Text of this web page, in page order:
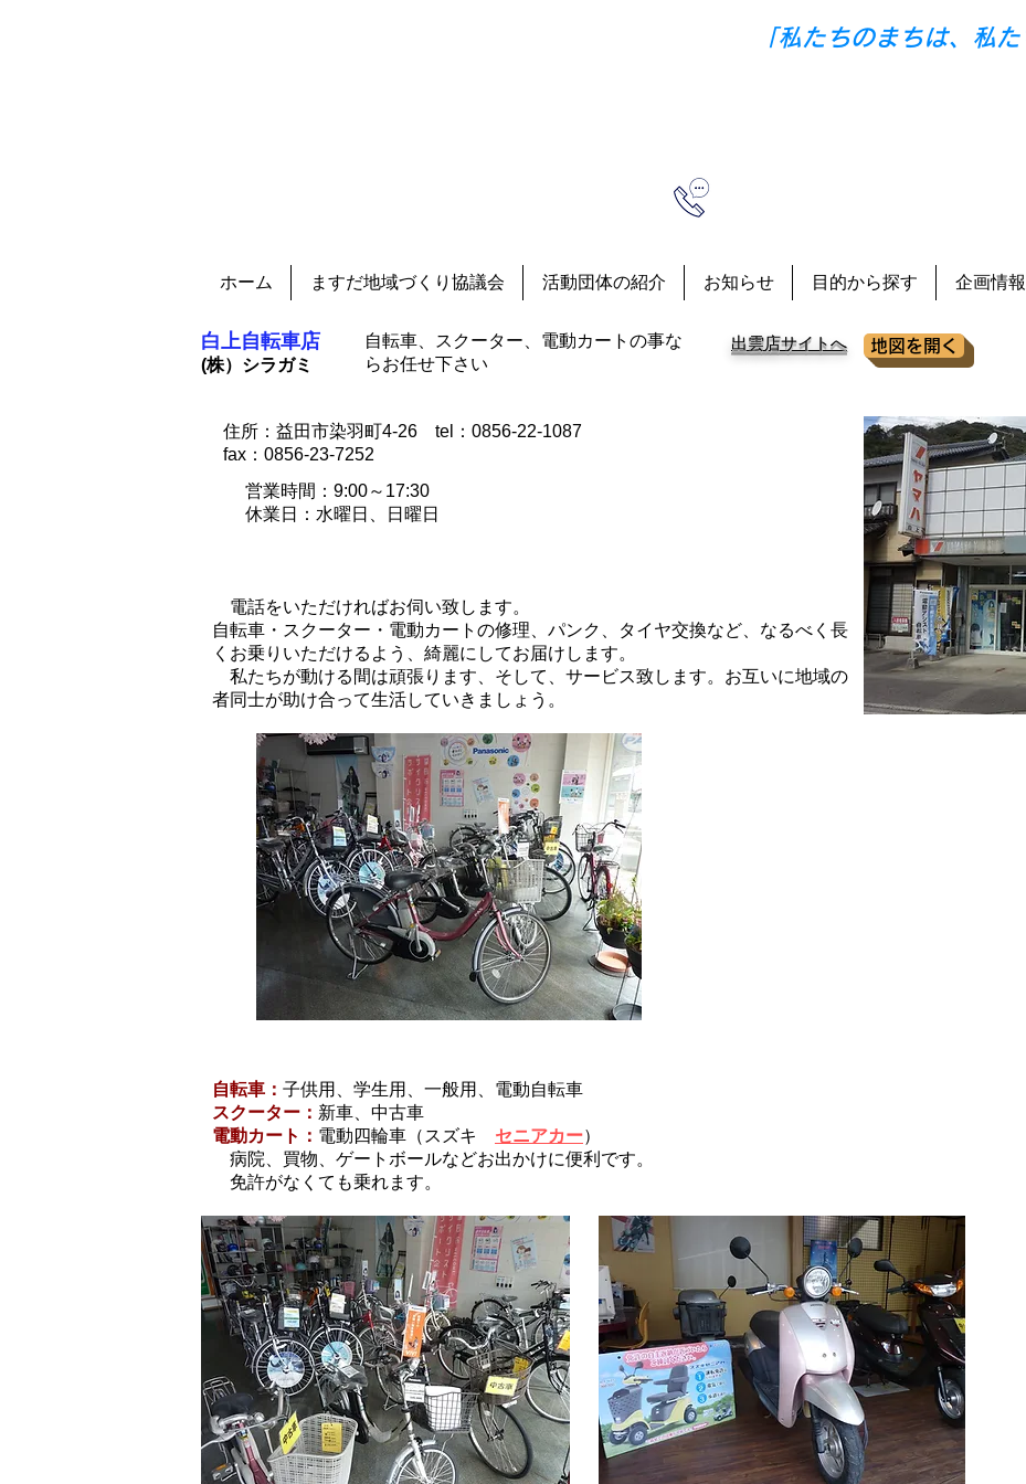
「私たちのまちは、私た
ホーム ますだ地域づくり協議会 活動団体の紹介 お知らせ 目的から探す 企画情報
白上自転車店
​(株）シラガミ
​自転車、スクーター、電動カートの事な
らお任せ下さい
出雲店サイトへ 地図を開く
住所：益田市染羽町4-26 tel：0856-22-1087
​fax：0856-23-7252
営業時間：9:00～17:30
休業日：水曜日、日曜日
電話をいただければお伺い致します。
自転車・スクーター・電動カートの修理、パンク、タイヤ交換など、なるべく長
くお乗りいただけるよう、綺麗にしてお届けします。
​ 私たちが動ける間は頑張ります、そして、サービス致します。お互いに地域の
者同士が助け合って生活していきましょう。
自転車： 子供用、学生用、一般用、電動自転車
スクーター： 新車、中古車
電動カート ： 電動四輪車（スズキ セニアカー）
病院、買物、ゲートボールなどお出かけに便利です。
免許がなくても乗れます。